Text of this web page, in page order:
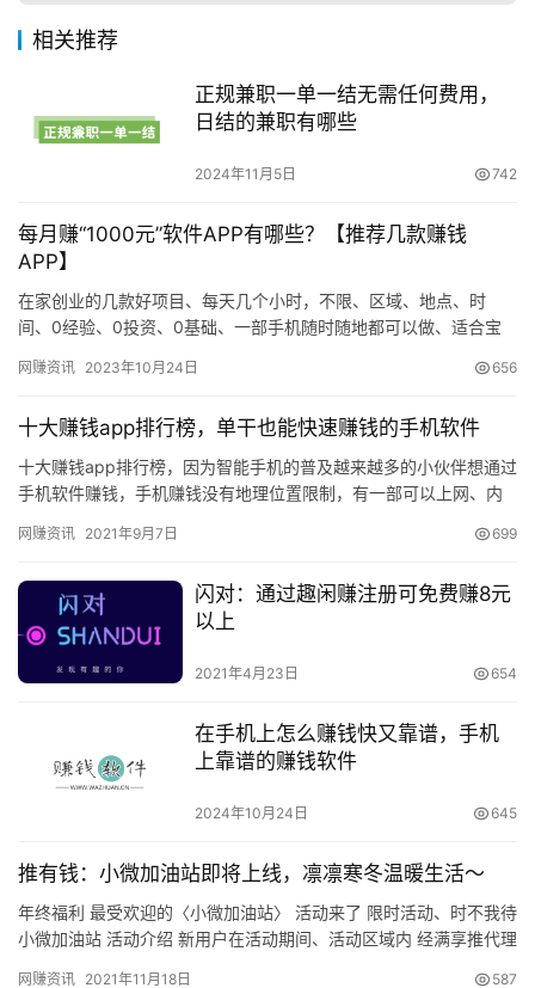
相关推荐
正规兼职一单一结无需任何费用，
日结的兼职有哪些
2024年11月5日 742
每月赚“1000元”软件APP有哪些？【推荐几款赚钱
APP】
在家创业的几款好项目、每天几个小时，不限、区域、地点、时
间、0经验、0投资、0基础、一部手机随时随地都可以做、适合宝
钱AP…
网赚资讯 2023年10月24日 656
十大赚钱app排行榜，单干也能快速赚钱的手机软件
十大赚钱app排行榜，因为智能手机的普及越来越多的小伙伴想通过
手机软件赚钱，手机赚钱没有地理位置限制，有一部可以上网、内
硬…
网赚资讯 2021年9月7日 699
闪对：通过趣闲赚注册可免费赚8元
以上
2021年4月23日 654
在手机上怎么赚钱快又靠谱，手机
上靠谱的赚钱软件
2024年10月24日 645
推有钱：小微加油站即将上线，凛凛寒冬温暖生活～
年终福利 最受欢迎的〈小微加油站〉 活动来了 限时活动、时不我待
小微加油站 活动介绍 新用户在活动期间、活动区域内 经满享推代理
网赚资讯 2021年11月18日 587